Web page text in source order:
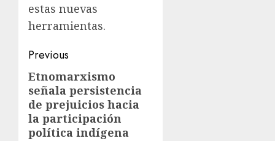
estas nuevas
herramientas.
Previous
Etnomarxismo
señala persistencia
de prejuicios hacia
la participación
política indígena